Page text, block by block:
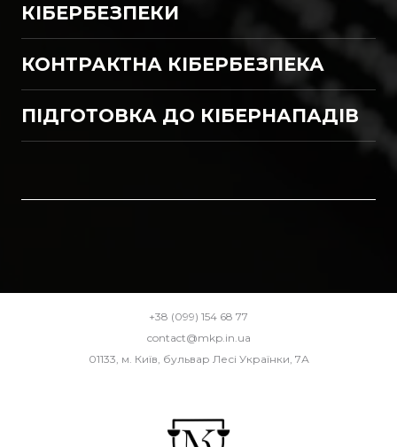
КІБЕРБЕЗПЕКИ
КОНТРАКТНА КІБЕРБЕЗПЕКА
ПІДГОТОВКА ДО КІБЕРНАПАДІВ
+38 (099) 154 68 77
contact@mkp.in.ua
01133, м. Київ, бульвар Лесі Українки, 7А